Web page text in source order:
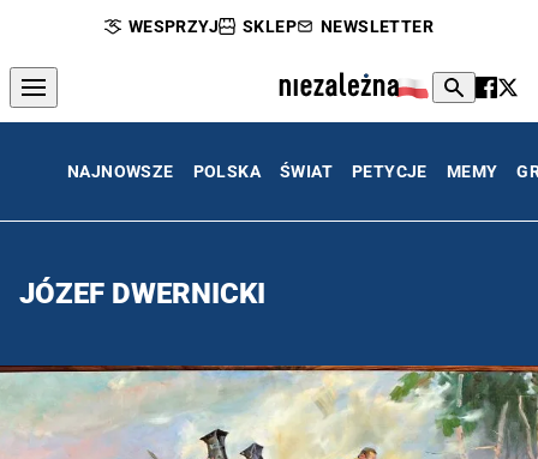
WESPRZYJ SKLEP NEWSLETTER
NAJNOWSZE POLSKA ŚWIAT PETYCJE MEMY
JÓZEF DWERNICKI